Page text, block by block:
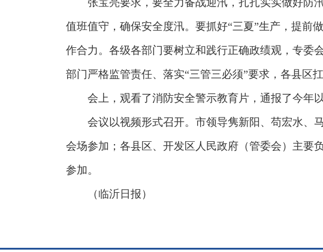
张宝亮要求，要全力备战迎汛，扎扎实实做好防
值班值守，确保安全度汛。要抓好“三夏”生产，提前
作合力。各级各部门要树立和践行正确政绩观，专委
部门严格监管责任、落实“三管三必须”要求，各县区
会上，观看了消防安全警示教育片，通报了今年
会议以视频形式召开。市领导隽新阳、苟宏水、
会场参加；各县区、开发区人民政府（管委会）主要
参加。
（临沂日报）